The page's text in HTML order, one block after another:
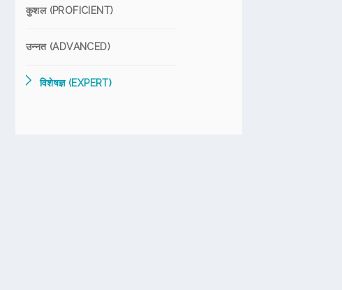
कुशल (PROFICIENT)
उन्नत (ADVANCED)
विशेषज्ञ (EXPERT)